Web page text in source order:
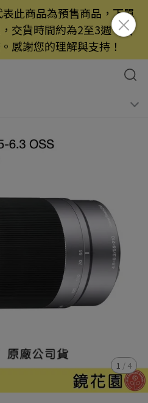
此商品為預售商品，下單
交貨時間約為2至3週，若
感謝您的理解與支持！
1 / 4